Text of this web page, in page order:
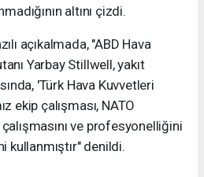
altını çizdi.
açıkalmada, "ABD Hava
Yarbay Stillwell, yakıt
'Türk Hava Kuvvetleri
ekip çalışması, NATO
ve profesyonelliğini
kullanmıştır" denildi.